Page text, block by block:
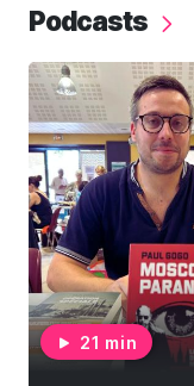
Podcasts
21 min